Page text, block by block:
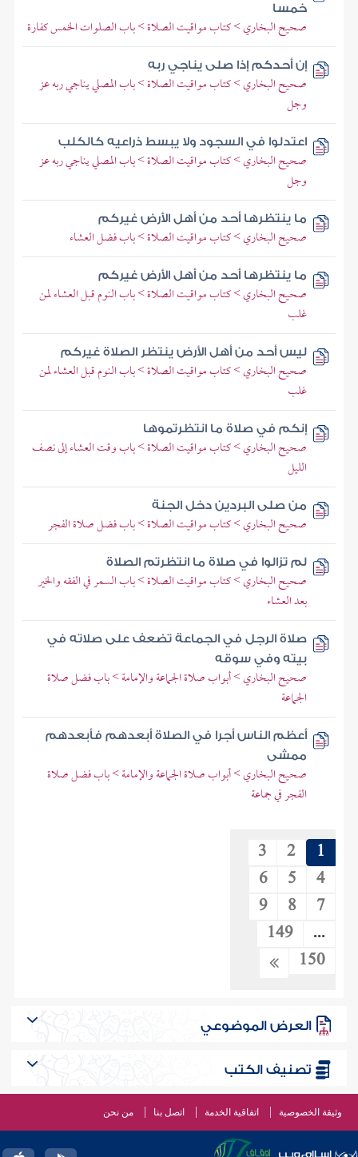
خمسا
صحيح البخاري > كتاب مواقيت الصلاة > باب الصلوات الخمس كفارة
إن أحدكم إذا صلى يناجي ربه
صحيح البخاري > كتاب مواقيت الصلاة > باب المصلي يناجي ربه عز
وجل
اعتدلوا في السجود ولا يبسط ذراعيه كالكلب
صحيح البخاري > كتاب مواقيت الصلاة > باب المصلي يناجي ربه عز
وجل
ما ينتظرها أحد من أهل الأرض غيركم
صحيح البخاري > كتاب مواقيت الصلاة > باب فضل العشاء
ما ينتظرها أحد من أهل الأرض غيركم
صحيح البخاري > كتاب مواقيت الصلاة > باب النوم قبل العشاء لمن
غلب
ليس أحد من أهل الأرض ينتظر الصلاة غيركم
صحيح البخاري > كتاب مواقيت الصلاة > باب النوم قبل العشاء لمن
غلب
إنكم في صلاة ما انتظرتموها
صحيح البخاري > كتاب مواقيت الصلاة > باب وقت العشاء إلى نصف
الليل
من صلى البردين دخل الجنة
صحيح البخاري > كتاب مواقيت الصلاة > باب فضل صلاة الفجر
لم تزالوا في صلاة ما انتظرتم الصلاة
صحيح البخاري > كتاب مواقيت الصلاة > باب السمر في الفقه والخير
بعد العشاء
صلاة الرجل في الجماعة تضعف على صلاته في
بيته وفي سوقه
صحيح البخاري > أبواب صلاة الجماعة والإمامة > باب فضل صلاة
الجماعة
أعظم الناس أجرا في الصلاة أبعدهم فأبعدهم
ممشى
صحيح البخاري > أبواب صلاة الجماعة والإمامة > باب فضل صلاة
الفجر في جماعة
1
2
3
4
5
6
7
8
9
...
149
150
العرض الموضوعي
تصنيف الكتب
وثيقة الخصوصية اتفاقية الخدمة اتصل بنا من نحن